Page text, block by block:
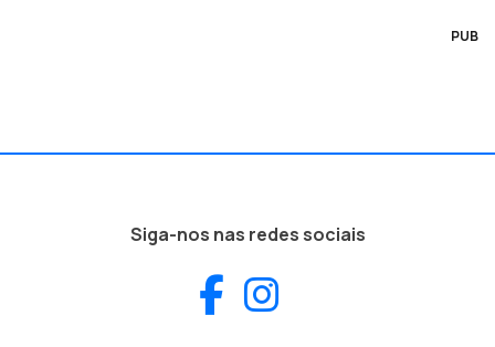
PUB
Siga-nos nas redes sociais
Facebook